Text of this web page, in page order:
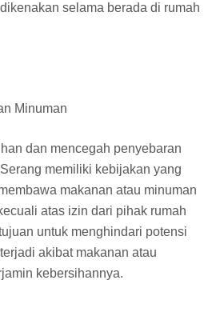
selama berada di rumah
Minuman
dan mencegah penyebaran
memiliki kebijakan yang
makanan atau minuman
atas izin dari pihak rumah
untuk menghindari potensi
akibat makanan atau
kebersihannya.